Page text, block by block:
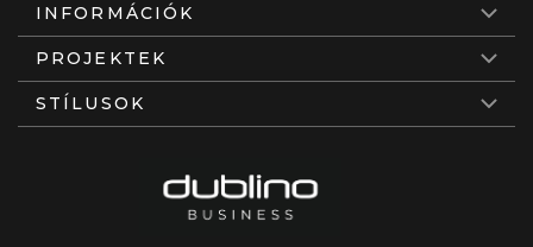
INFORMÁCIÓK
PROJEKTEK
STÍLUSOK